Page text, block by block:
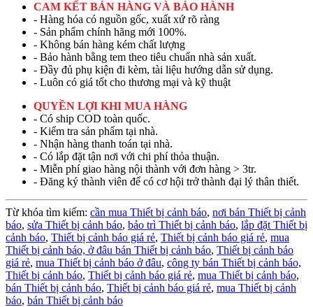
CAM KẾT BÁN HÀNG VÀ BẢO HÀNH
- Hàng hóa có nguồn gốc, xuất xứ rõ ràng
- Sản phẩm chính hãng mới 100%.
- Không bán hàng kém chất lượng
- Bảo hành bằng tem theo tiêu chuẩn nhà sản xuất.
- Đầy đủ phụ kiện đi kèm, tài liệu hướng dẫn sử dụng.
- Luôn có giá tốt cho thương mại và kỹ thuật
QUYỀN LỢI KHI MUA HÀNG
- Có ship COD toàn quốc.
- Kiểm tra sản phẩm tại nhà.
- Nhận hàng thanh toán tại nhà.
- Có lắp đặt tận nơi với chi phí thỏa thuận.
- Miễn phí giao hàng nội thành với đơn hàng > 3tr.
- Đăng ký thành viên để có cơ hội trở thành đại lý thân thiết.
Từ khóa tìm kiếm: cần mua Thiết bị cảnh báo, nơi bán Thiết bị cảnh
báo, sửa Thiết bị cảnh báo, bảo trì Thiết bị cảnh báo, lắp đặt Thiết bị
cảnh báo, Thiết bị cảnh báo giá rẻ, Thiết bị cảnh báo giá rẻ, mua
Thiết bị cảnh báo, ở đâu bán Thiết bị cảnh báo, Thiết bị cảnh báo
giá rẻ, mua Thiết bị cảnh báo ở đâu, công ty bán Thiết bị cảnh báo,
Thiết bị cảnh báo, Thiết bị cảnh báo giá rẻ, mua Thiết bị cảnh báo,
bán Thiết bị cảnh báo, Thiết bị cảnh báo giá rẻ, mua Thiết bị cảnh
báo, bán Thiết bị cảnh báo